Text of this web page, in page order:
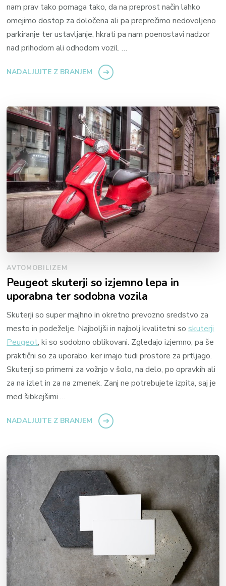
nam prav tako pomaga tako, da na preprost način lahko
omejimo dostop za določena ali pa preprečimo nedovoljeno
parkiranje ter ustavljanje, hkrati pa nam poenostavi nadzor
nad prihodom ali odhodom vozil. …
NADALJUJTE Z BRANJEM
AVTOMOBILIZEM
Peugeot skuterji so izjemno lepa in
uporabna ter sodobna vozila
Skuterji so super majhno in okretno prevozno sredstvo za
mesto in podeželje. Najboljši in najbolj kvalitetni soskuterji
Peugeot, ki so sodobno oblikovani. Zgledajo izjemno, pa še
praktični so za uporabo, ker imajo tudi prostore za prtljago.
Skuterji so primerni za vožnjo v šolo, na delo, po opravkih ali
za na izlet in za na zmenek. Zanj ne potrebujete izpita, saj je
med šibkejšimi …
NADALJUJTE Z BRANJEM